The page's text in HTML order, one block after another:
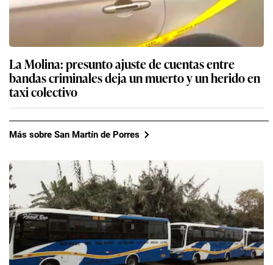
La Molina: presunto ajuste de cuentas entre
bandas criminales deja un muerto y un herido en
taxi colectivo
Más sobre San Martín de Porres